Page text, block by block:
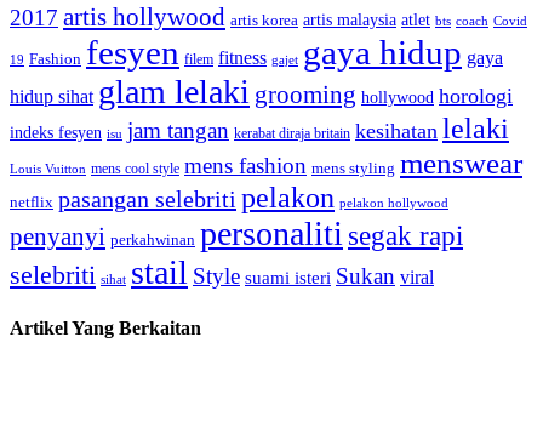
2017 artis hollywood artis korea artis malaysia atlet bts coach Covid
19 Fashion fesyen filem fitness gajet gaya hidup gaya
hidup sihat glam lelaki grooming hollywood horologi
indeks fesyen isu jam tangan kerabat diraja britain kesihatan lelaki
Louis Vuitton mens cool style mens fashion mens styling menswear
netflix pasangan selebriti pelakon pelakon hollywood
penyanyi perkahwinan personaliti segak rapi
selebriti sihat stail Style suami isteri Sukan viral
Artikel Yang Berkaitan